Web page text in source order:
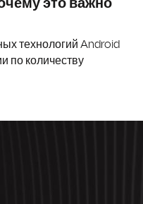
это важно
технологий Android
по количеству